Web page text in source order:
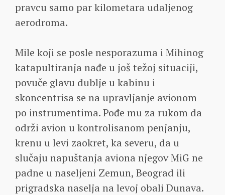
pravcu samo par kilometara udaljenog
aerodroma.
Mile koji se posle nesporazuma i Mihinog
katapultiranja nađe u još težoj situaciji,
povuče glavu dublje u kabinu i
skoncentrisa se na upravljanje avionom
po instrumentima. Pođe mu za rukom da
održi avion u kontrolisanom penjanju,
krenu u levi zaokret, ka severu, da u
slučaju napuštanja aviona njegov MiG ne
padne u naseljeni Zemun, Beograd ili
prigradska naselja na levoj obali Dunava.